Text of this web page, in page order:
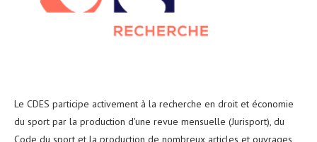
Le CDES participe activement à la recherche en droit et économie
du sport par la production d'une revue mensuelle (Jurisport), du
Code du sport et la production de nombreux articles et ouvrages